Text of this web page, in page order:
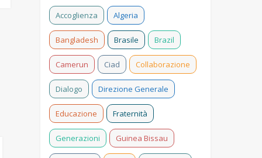
Accoglienza Algeria
Bangladesh Brasile Brazil
Camerun Ciad Collaborazione
Dialogo Direzione Generale
Educazione Fraternità
Generazioni Guinea Bissau